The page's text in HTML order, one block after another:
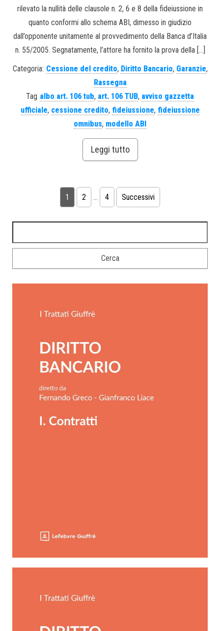
rilevato la nullità delle clausole n. 2, 6 e 8 della fideiussione in
quanto conformi allo schema ABI, dimesso in giudizio
dall’opponente unitamente al provvedimento della Banca d’Italia
n. 55/2005. Segnatamente, l’attore ha fornito la prova della […]
Categoria: Cessione del credito, Diritto Bancario, Garanzie,
Rassegna
Tag albo art. 106 tub, art. 106 TUB, avviso gazzetta
ufficiale, cessione credito, fideiussione, fideiussione
omnibus, modello ABI
Leggi tutto
1 2 … 4 Successivi